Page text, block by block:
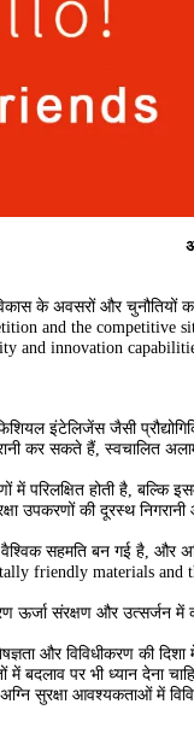
के अवसरों और चुनौतियों
and the competitive
and innovation
इंटेलिजेंस जैसी
कर सकते हैं, स्वचालित
में परिलक्षित होती है,
उपकरणों की दूरस्थ
सहमति बन गई है, और
friendly materials and
ऊर्जा संरक्षण और उत्सर्जन
और विविधीकरण की
पर भी ध्यान देना
सुरक्षा आवश्यकताओं में